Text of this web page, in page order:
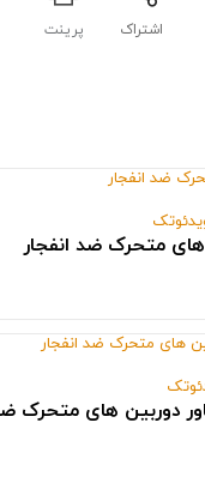
اشتراک پرینت